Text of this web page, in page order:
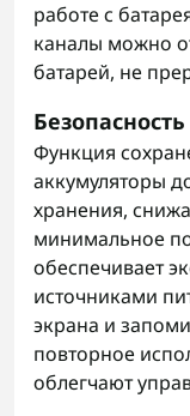
работе с
каналы можно
батарей, не
Функция
аккумуляторы
хранения,
минимальное
обеспечивает
источниками
экрана и
повторное
облегчают